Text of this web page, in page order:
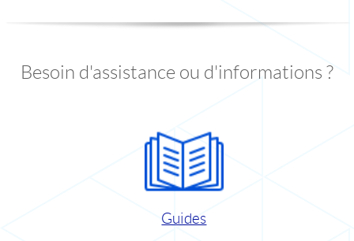
Besoin d'assistance ou d'informations ?
Guides